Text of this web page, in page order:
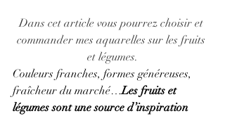
Dans cet article vous pourrez choisir et
commander mes aquarelles sur les fruits
et légumes.
Couleurs franches, formes généreuses,
fraîcheur du marché…Les fruits et
légumes sont une source d’inspiration